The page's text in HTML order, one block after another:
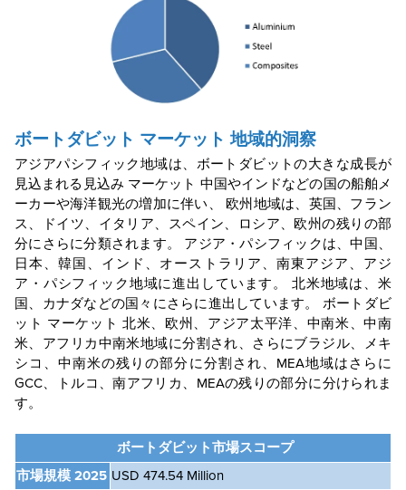
ボートダビット マーケット 地域的洞察
アジアパシフィック地域は、ボートダビットの大きな成長が
見込まれる見込み マーケット 中国やインドなどの国の船舶メ
ーカーや海洋観光の増加に伴い、 欧州地域は、英国、フラン
ス、ドイツ、イタリア、スペイン、ロシア、欧州の残りの部
分にさらに分類されます。 アジア・パシフィックは、中国、
日本、韓国、インド、オーストラリア、南東アジア、アジ
ア・パシフィック地域に進出しています。 北米地域は、米
国、カナダなどの国々にさらに進出しています。 ボートダビ
ット マーケット 北米、欧州、アジア太平洋、中南米、中南
米、アフリカ中南米地域に分割され、さらにブラジル、メキ
シコ、中南米の残りの部分に分割され、MEA地域はさらに
GCC、トルコ、南アフリカ、MEAの残りの部分に分けられま
す。
ボートダビット市場スコープ
市場規模 2025 USD 474.54 Million